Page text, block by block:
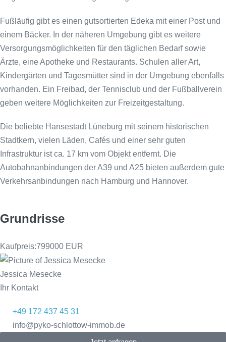
Fußläufig gibt es einen gutsortierten Edeka mit einer Post und
einem Bäcker. In der näheren Umgebung gibt es weitere
Versorgungsmöglichkeiten für den täglichen Bedarf sowie
Ärzte, eine Apotheke und Restaurants. Schulen aller Art,
Kindergärten und Tagesmütter sind in der Umgebung ebenfalls
vorhanden. Ein Freibad, der Tennisclub und der Fußballverein
geben weitere Möglichkeiten zur Freizeitgestaltung.
Die beliebte Hansestadt Lüneburg mit seinem historischen
Stadtkern, vielen Läden, Cafés und einer sehr guten
Infrastruktur ist ca. 17 km vom Objekt entfernt. Die
Autobahnanbindungen der A39 und A25 bieten außerdem gute
Verkehrsanbindungen nach Hamburg und Hannover.
Grundrisse
Kaufpreis:799000 EUR
Jessica Mesecke
Ihr Kontakt
+49 172 437 45 31
info@pyko-schlottow-immob.de